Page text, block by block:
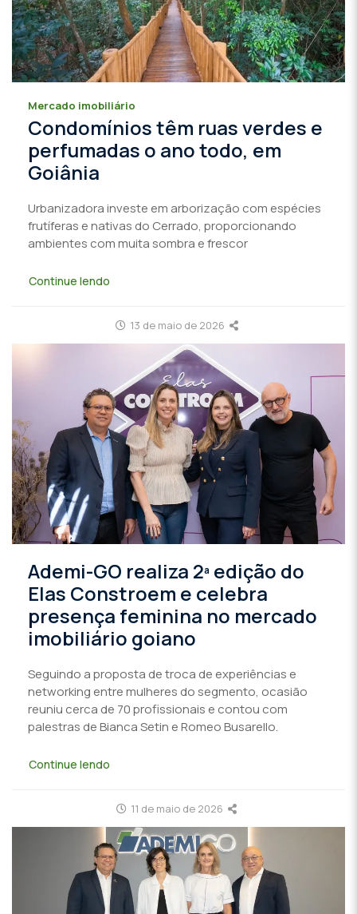
Mercado imobiliário
Condomínios têm ruas verdes e
perfumadas o ano todo, em
Goiânia
Urbanizadora investe em arborização com espécies
frutíferas e nativas do Cerrado, proporcionando
ambientes com muita sombra e frescor
Continue lendo
13 de maio de 2026
Ademi-GO realiza 2ª edição do
Elas Constroem e celebra
presença feminina no mercado
imobiliário goiano
Seguindo a proposta de troca de experiências e
networking entre mulheres do segmento, ocasião
reuniu cerca de 70 profissionais e contou com
palestras de Bianca Setin e Romeo Busarello.
Continue lendo
11 de maio de 2026